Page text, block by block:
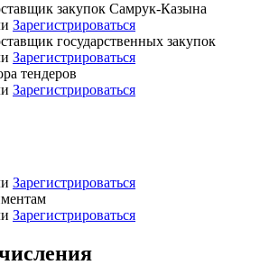
закупок Самрук-Казына
Зарегистрироваться
государственных закупок
Зарегистрироваться
тендеров
Зарегистрироваться
Зарегистрироваться
Зарегистрироваться